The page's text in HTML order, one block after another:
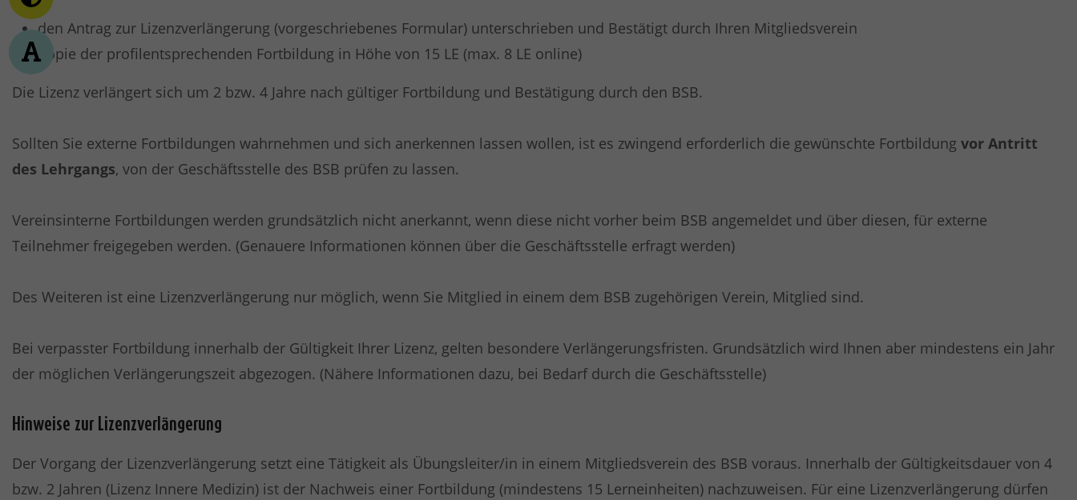
den Antrag zur Lizenzverlängerung (vorgeschriebenes Formular) unterschrieben und Bestätigt durch Ihren Mitgliedsverein
Kopie der profilentsprechenden Fortbildung in Höhe von 15 LE (max. 8 LE online)
Die Lizenz verlängert sich um 2 bzw. 4 Jahre nach gültiger Fortbildung und Bestätigung durch den BSB.
Sollten Sie externe Fortbildungen wahrnehmen und sich anerkennen lassen wollen, ist es zwingend erforderlich die gewünschte Fortbildung vor Antritt
des Lehrgangs, von der Geschäftsstelle des BSB prüfen zu lassen.
Vereinsinterne Fortbildungen werden grundsätzlich nicht anerkannt, wenn diese nicht vorher beim BSB angemeldet und über diesen, für externe
Teilnehmer freigegeben werden. (Genauere Informationen können über die Geschäftsstelle erfragt werden)
Des Weiteren ist eine Lizenzverlängerung nur möglich, wenn Sie Mitglied in einem dem BSB zugehörigen Verein, Mitglied sind.
Bei verpasster Fortbildung innerhalb der Gültigkeit Ihrer Lizenz, gelten besondere Verlängerungsfristen. Grundsätzlich wird Ihnen aber mindestens ein Jahr
der möglichen Verlängerungszeit abgezogen. (Nähere Informationen dazu, bei Bedarf durch die Geschäftsstelle)
Hinweise zur Lizenzverlängerung
Der Vorgang der Lizenzverlängerung setzt eine Tätigkeit als Übungsleiter/in in einem Mitgliedsverein des BSB voraus. Innerhalb der Gültigkeitsdauer von 4
bzw. 2 Jahren (Lizenz Innere Medizin) ist der Nachweis einer Fortbildung (mindestens 15 Lerneinheiten) nachzuweisen. Für eine Lizenzverlängerung dürfen